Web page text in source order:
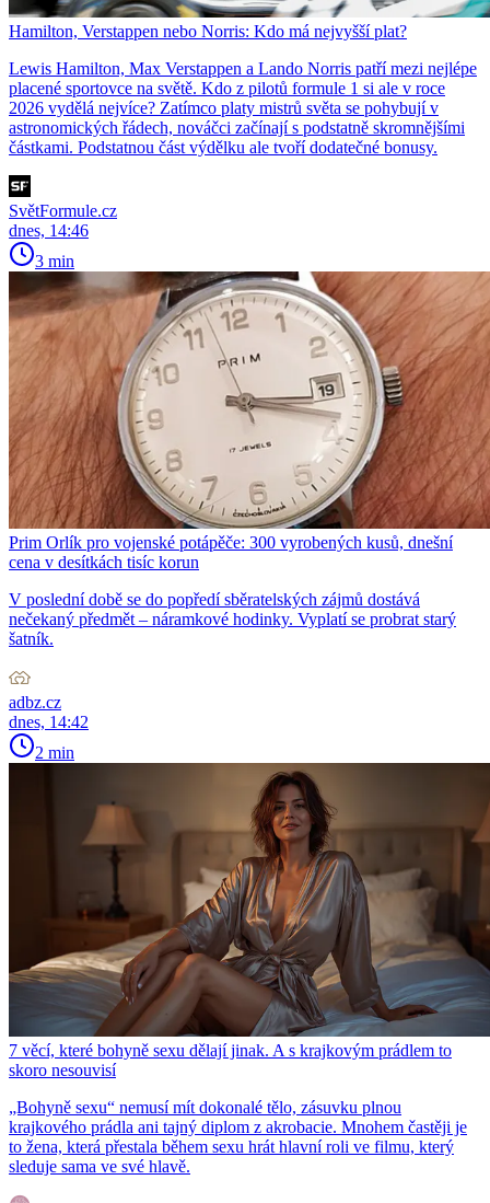
Hamilton, Verstappen nebo Norris: Kdo má nejvyšší plat?
Lewis Hamilton, Max Verstappen a Lando Norris patří mezi nejlépe
placené sportovce na světě. Kdo z pilotů formule 1 si ale v roce
2026 vydělá nejvíce? Zatímco platy mistrů světa se pohybují v
astronomických řádech, nováčci začínají s podstatně skromnějšími
částkami. Podstatnou část výdělku ale tvoří dodatečné bonusy.
SvětFormule.cz
dnes, 14:46
3 min
Prim Orlík pro vojenské potápěče: 300 vyrobených kusů, dnešní
cena v desítkách tisíc korun
V poslední době se do popředí sběratelských zájmů dostává
nečekaný předmět – náramkové hodinky. Vyplatí se probrat starý
šatník.
adbz.cz
dnes, 14:42
2 min
7 věcí, které bohyně sexu dělají jinak. A s krajkovým prádlem to
skoro nesouvisí
„Bohyně sexu“ nemusí mít dokonalé tělo, zásuvku plnou
krajkového prádla ani tajný diplom z akrobacie. Mnohem častěji je
to žena, která přestala během sexu hrát hlavní roli ve filmu, který
sleduje sama ve své hlavě.